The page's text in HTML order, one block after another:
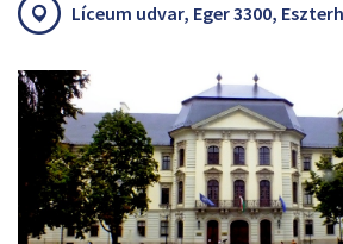
Líceum udvar, Eger 3300,